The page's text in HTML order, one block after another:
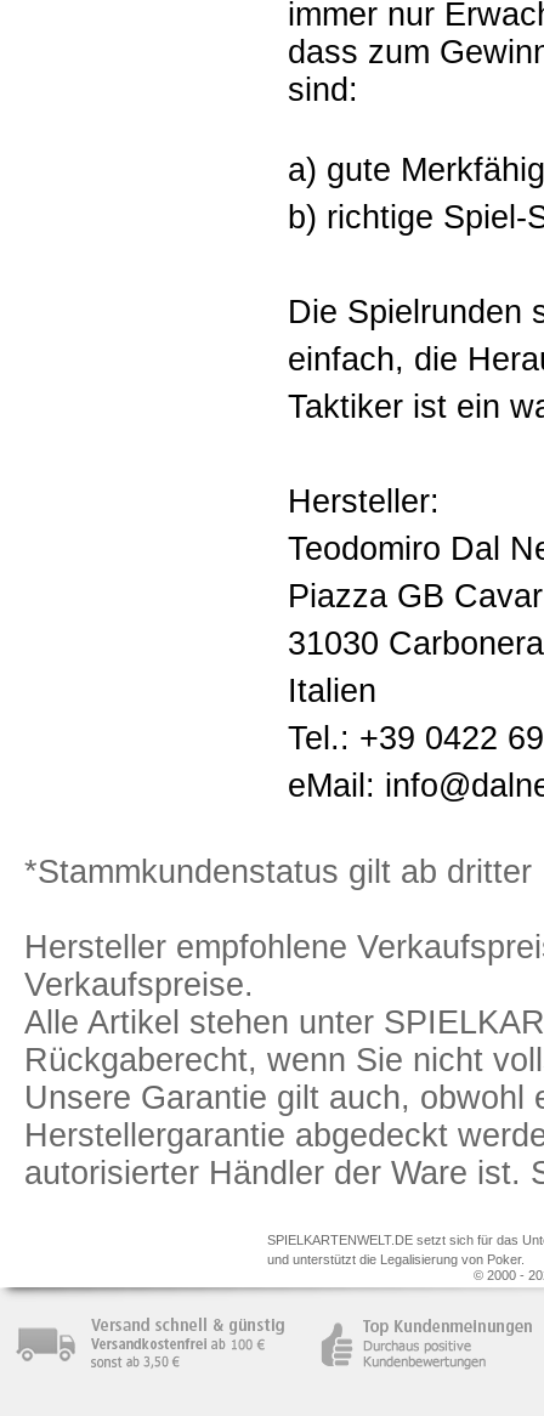
immer nur
dass zum
sind:
a) gute
b) richtige Spiel-
Die Spielrunden
einfach, die
Taktiker ist ein
Hersteller:
Teodomiro Dal
Piazza GB
31030 Carbonera
Italien
Tel.: +39 0422
eMail:
*Stammkundenstatus gilt ab dritter
Hersteller empfohlene
Verkaufspreise.
Alle Artikel stehen unter
Rückgaberecht, wenn Sie nicht
Unsere Garantie gilt auch, obwohl
Herstellergarantie abgedeckt
autorisierter Händler der Ware ist.
SPIELKARTENWELT.DE setzt sich für das
und unterstützt die Legalisierung von Poker.
© 2000 -